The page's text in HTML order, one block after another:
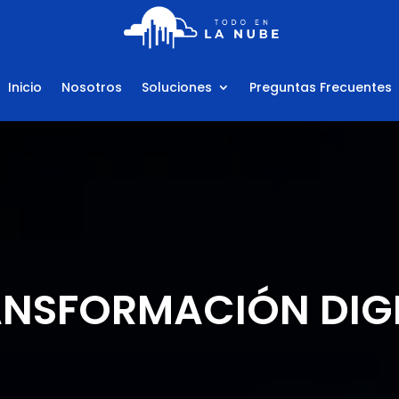
Inicio Nosotros Soluciones Preguntas Frecuentes